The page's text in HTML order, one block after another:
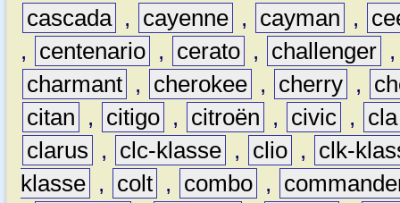
cascada , cayenne , cayman ,
,
centenario , cerato , challenger
charmant , cherokee , cherry ,
citan
, citigo , citroën , civic ,
cla
clarus
, clc-klasse , clio ,
clk-
klasse , colt , combo ,